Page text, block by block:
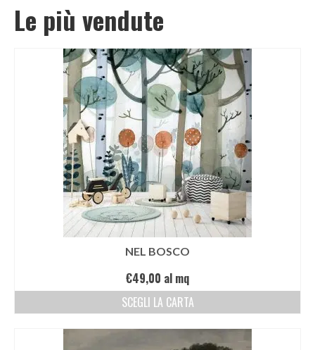
Le più vendute
NEL BOSCO
€49,00 al mq
SCEGLI LA CARTA